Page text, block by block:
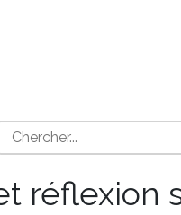
réflexion